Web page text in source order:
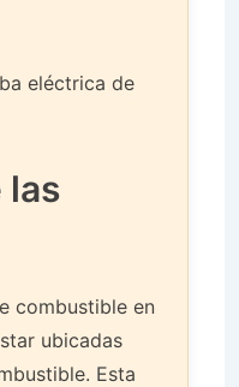
eléctrica de
las
combustible en
ubicadas
Esta